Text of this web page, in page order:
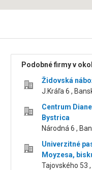
Podobné firmy v
Židovská
J.Kráľa 6 ,
Centrum
Bystrica
Národná 6 ,
Univerzitné
Moyzesa,
Tajovského 53